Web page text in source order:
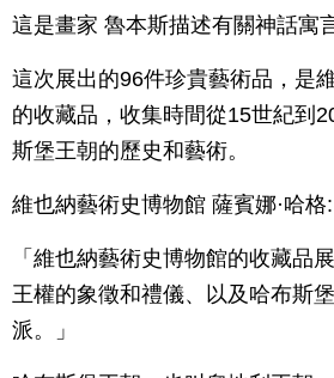
這是畫家 魯本斯描述有關神話寓
這次展出的96件珍貴藝術品，是
的收藏品，收集時間從15世紀到
斯堡王朝的歷史和藝術。
維也納藝術史博物館 薩賓娜·哈格:
「維也納藝術史博物館的收藏品
王權的象徵和禮儀、以及哈布斯
派。」